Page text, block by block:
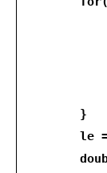
long ll
ld =
lc =
}
le =
double